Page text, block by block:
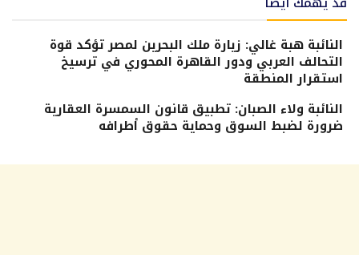
النائبة هبة غالي: زيارة ملك البحرين لمصر تؤكد قوة
التحالف العربي ودور القاهرة المحوري في ترسيخ
استقرار المنطقة
النائبة ولاء الصبان: تطبيق قانون السمسرة العقارية
ضرورة لضبط السوق وحماية حقوق أطرافه